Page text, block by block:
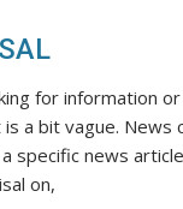
for information
a bit vague. News
specific news
on,